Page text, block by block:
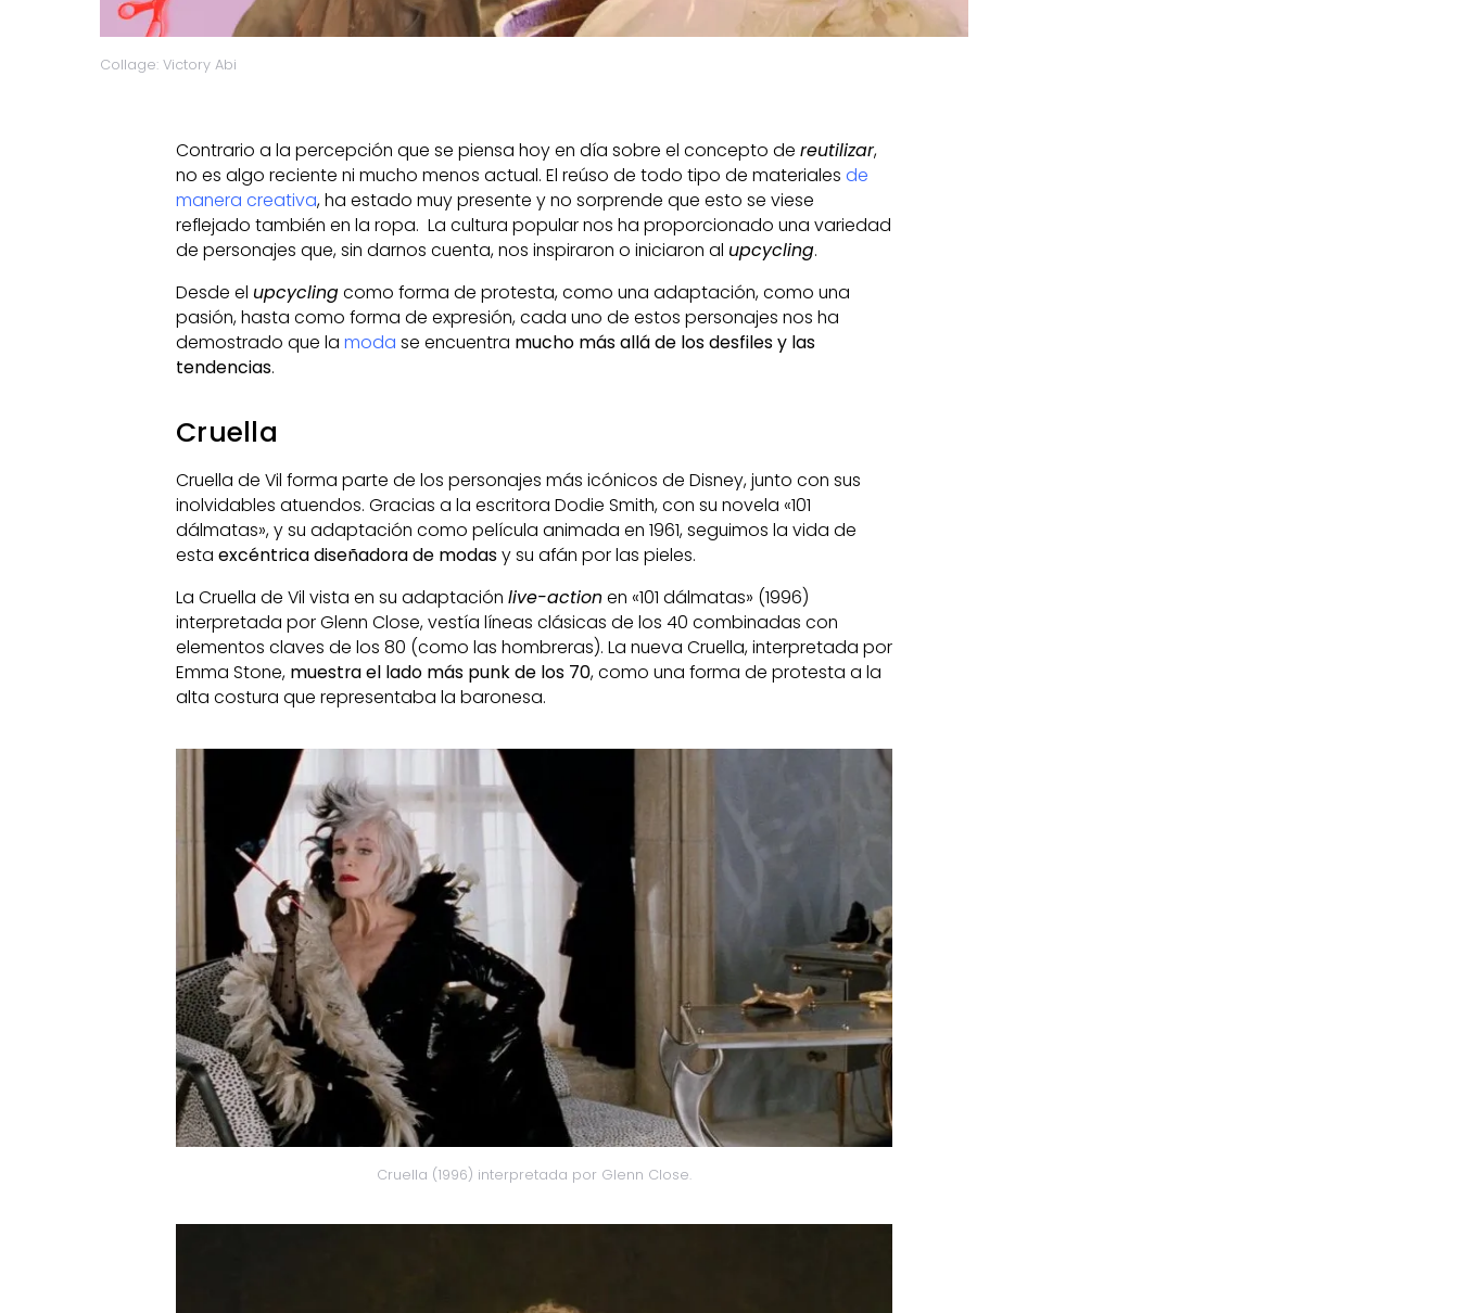
Collage: Victory Abi
Contrario a la percepción que se piensa hoy en día sobre el concepto de reutilizar,
no es algo reciente ni mucho menos actual. El reúso de todo tipo de materiales de
manera creativa, ha estado muy presente y no sorprende que esto se viese
reflejado también en la ropa. La cultura popular nos ha proporcionado una variedad
de personajes que, sin darnos cuenta, nos inspiraron o iniciaron al upcycling.
Desde el upcyclingcomo forma de protesta, como una adaptación, como una
pasión, hasta como forma de expresión, cada uno de estos personajes nos ha
demostrado que la moda se encuentra mucho más allá de los desfiles y las
tendencias.
Cruella
Cruella de Vil forma parte de los personajes más icónicos de Disney, junto con sus
inolvidables atuendos. Gracias a la escritora Dodie Smith, con su novela «101
dálmatas», y su adaptación como película animada en 1961, seguimos la vida de
esta excéntrica diseñadora de modasy su afán por las pieles.
La Cruella de Vil vista en su adaptación live-actionen «101 dálmatas» (1996)
interpretada por Glenn Close, vestía líneas clásicas de los 40 combinadas con
elementos claves de los 80 (como las hombreras). La nueva Cruella, interpretada por
Emma Stone, muestra el lado más punk de los 70, como una forma de protesta a la
alta costura que representaba la baronesa.
Cruella (1996) interpretada por Glenn Close.